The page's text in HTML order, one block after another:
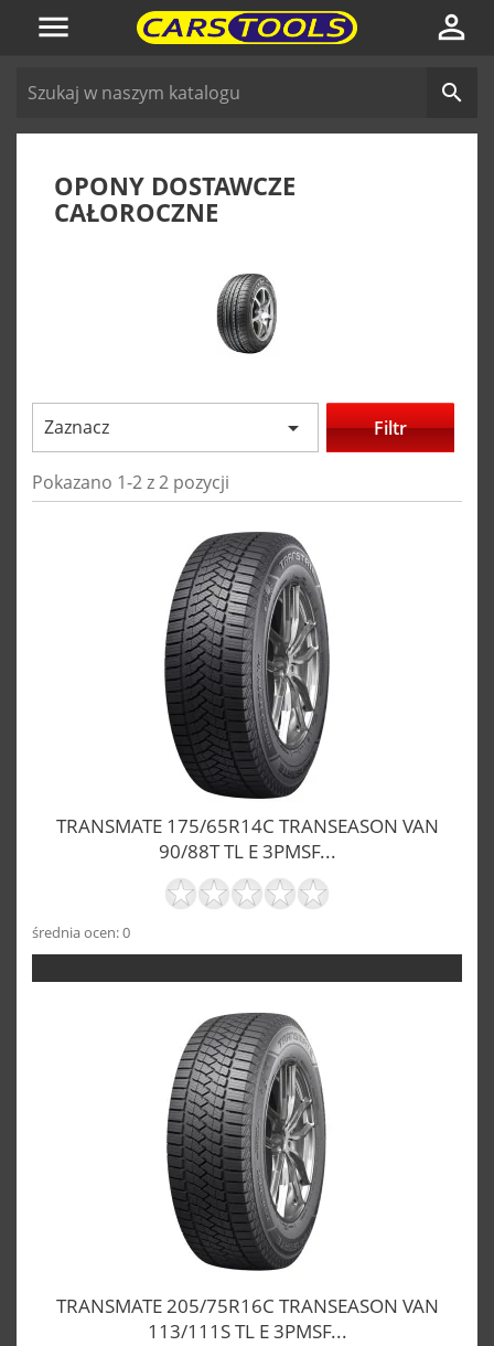
 

OPONY DOSTAWCZE
CAŁOROCZNE
Zaznacz  Filtr
Pokazano 1-2 z 2 pozycji
TRANSMATE 175/65R14C TRANSEASON VAN
90/88T TL E 3PMSF...
średnia ocen: 0
TRANSMATE 205/75R16C TRANSEASON VAN
113/111S TL E 3PMSF...